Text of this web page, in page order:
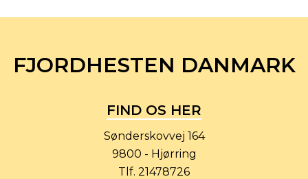
FJORDHESTEN DANMARK
FIND OS HER
Sønderskovvej 164
9800 - Hjørring
Tlf. 21478726